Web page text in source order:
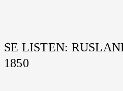
SE LISTEN:
1850